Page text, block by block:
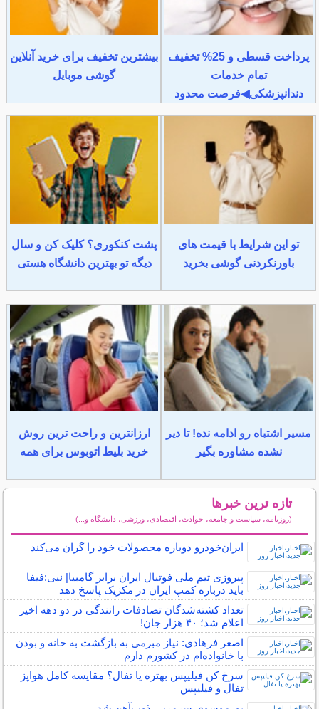
پرداخت قسطی و 25% تخفیف
تمام خدمات
دندانپزشکی◀فرصت محدود
بیشترین تخفیف برای خرید آنلاین
گوشی موبایل
تو این شرایط با قیمت های
باورنکردنی گوشی بخرید
پشت کنکوری؟ کلیک کن و سال
دیگه تو بهترین دانشگاه هستی
مسیر اشتباه رو ادامه نده! تا دیر
نشده مشاوره بگیر
ارزانترین و راحت ترین روش
خرید بلیط اتوبوس برای همه
تازه ترین خبرها
(روزنامه، سیاست و جامعه، حوادث، اقتصادی، ورزشی، دانشگاه و...)
ایران‌خودرو دوباره محصولات خود را گران می‌کند
پیروزی تیم ملی فوتبال ایران برابر گامبیا| نبی:فیفا
باید درباره کمپ ایران در مکزیک پاسخ دهد
تعداد کشته‌شدگان تصادفات رانندگی در دو دهه اخیر
اعلام شد؛ ۴۰ هزار جان!
اصغر فرهادی: نیاز مبرمی به بازگشت به خانه و بودن
با خانواده‌ام در کشورم دارم
سرخ کن فیلیپس بهتره یا تفال؟ مقایسه کامل هواپز
تفال و فیلیپس